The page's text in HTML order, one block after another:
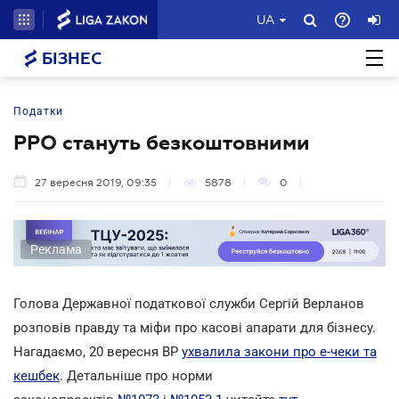
UA
БІЗНЕС
Податки
РРО стануть безкоштовними
27 вересня 2019, 09:35 5878 0
Реклама
Голова Державної податкової служби Сергій Верланов
розповів правду та міфи про касові апарати для бізнесу.
Нагадаємо, 20 вересня ВР ухвалила закони про е-чеки та
кешбек. Детальніше про норми